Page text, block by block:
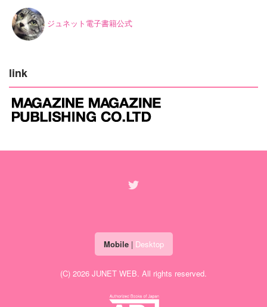
ジュネット電子書籍公式
link
Mobile| Desktop
(C) 2026 JUNET WEB. All rights reserved.